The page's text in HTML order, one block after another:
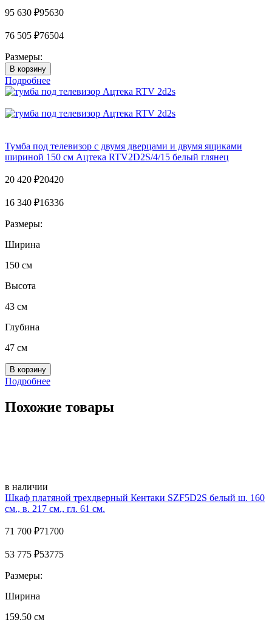
95 630 ₽95630
76 505 ₽76504
Размеры:
Подробнее
Тумба под телевизор с двумя дверцами и двумя ящиками
шириной 150 см Ацтека RTV2D2S/4/15 белый глянец
20 420 ₽20420
16 340 ₽16336
Размеры:
Ширина
150 см
Высота
43 см
Глубина
47 см
Подробнее
Похожие товары
в наличии
Шкаф платяной трехдверный Кентаки SZF5D2S белый ш. 160
см., в. 217 см., гл. 61 см.
71 700 ₽71700
53 775 ₽53775
Размеры:
Ширина
159.50 см